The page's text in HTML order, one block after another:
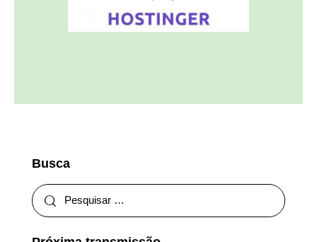
Busca